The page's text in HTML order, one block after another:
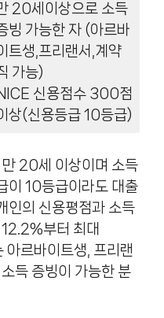
20세이상으로 소득
빙 가능한 자 (아르바
트생,프리랜서,계약
가능)
신용점수 300점
상(신용등급 10등급)
20세 이상이며 소득
이 10등급이라도 대출
인의 신용평점과 소득
부터 최대
르바이트생, 프리랜
득 증빙이 가능한 분